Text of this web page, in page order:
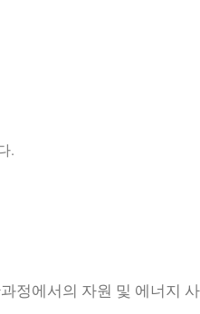
.
정에서의 자원 및 에너지